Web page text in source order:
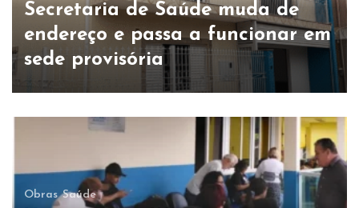
Secretaria de Saúde muda de
endereço e passa a funcionar em
sede provisória
Obras Saúde